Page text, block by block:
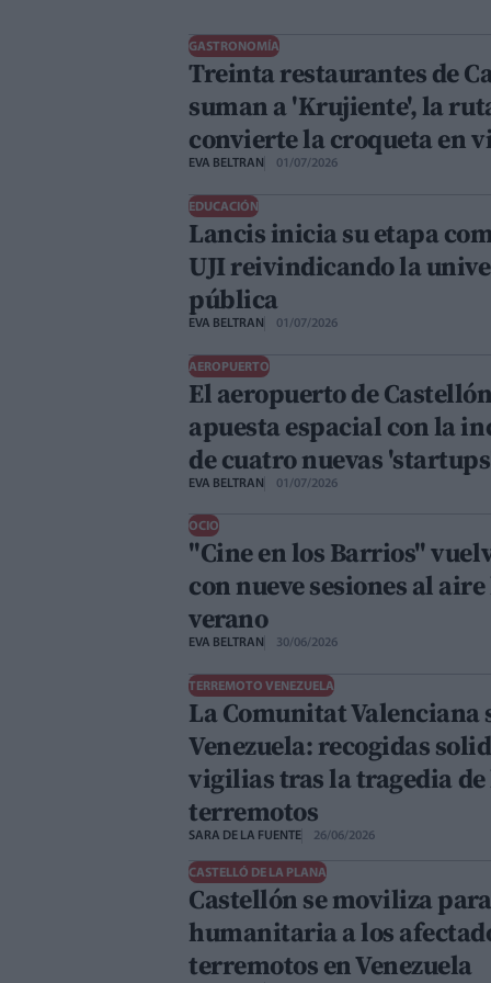
GASTRONOMÍA
Treinta restaurantes de
suman a 'Krujiente', la
convierte la croqueta en
EVA BELTRAN 01/07/2026
EDUCACIÓN
Lancis inicia su etapa
UJI reivindicando la
pública
EVA BELTRAN 01/07/2026
AEROPUERTO
El aeropuerto de
apuesta espacial con la
de cuatro nuevas
EVA BELTRAN 01/07/2026
OCIO
"Cine en los Barrios"
con nueve sesiones al
verano
EVA BELTRAN 30/06/2026
TERREMOTO VENEZUELA
La Comunitat Valenciana
Venezuela: recogidas
vigilias tras la tragedia de
terremotos
SARA DE LA FUENTE 26/06/2026
CASTELLÓ DE LA PLANA
Castellón se moviliza
humanitaria a los
terremotos en Venezuela